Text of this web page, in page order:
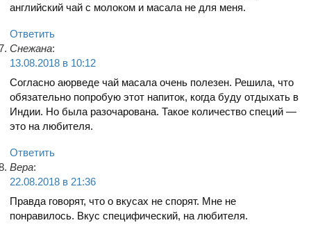
английский чай с молоком и масала не для меня.
Ответить
Снежана:
13.08.2018 в 10:12
Согласно аюрведе чай масала очень полезен. Решила, что
обязательно попробую этот напиток, когда буду отдыхать в
Индии. Но была разочарована. Такое количество специй —
это на любителя.
Ответить
Вера:
22.08.2018 в 21:36
Правда говорят, что о вкусах не спорят. Мне не
понравилось. Вкус специфический, на любителя.